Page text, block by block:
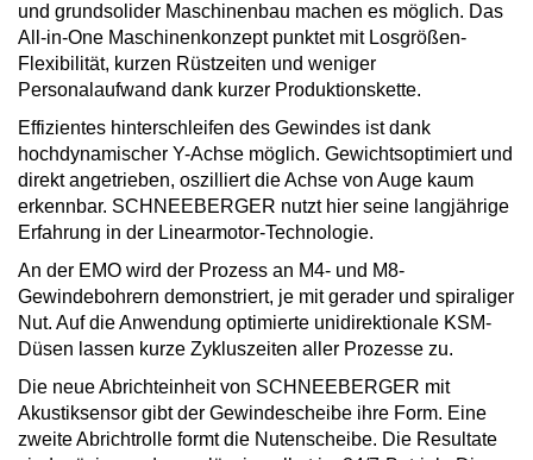
und grundsolider Maschinenbau machen es möglich. Das
All-in-One Maschinenkonzept punktet mit Losgrößen-
Flexibilität, kurzen Rüstzeiten und weniger
Personalaufwand dank kurzer Produktionskette.
Effizientes hinterschleifen des Gewindes ist dank
hochdynamischer Y-Achse möglich. Gewichtsoptimiert und
direkt angetrieben, oszilliert die Achse von Auge kaum
erkennbar. SCHNEEBERGER nutzt hier seine langjährige
Erfahrung in der Linearmotor-Technologie.
An der EMO wird der Prozess an M4- und M8-
Gewindebohrern demonstriert, je mit gerader und spiraliger
Nut. Auf die Anwendung optimierte unidirektionale KSM-
Düsen lassen kurze Zykluszeiten aller Prozesse zu.
Die neue Abrichteinheit von SCHNEEBERGER mit
Akustiksensor gibt der Gewindescheibe ihre Form. Eine
zweite Abrichtrolle formt die Nutenscheibe. Die Resultate